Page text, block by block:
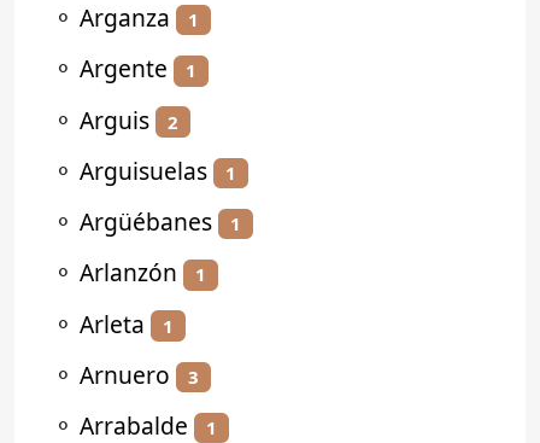
⚬ Arganza 1
⚬ Argente 1
⚬ Arguis 2
⚬ Arguisuelas 1
⚬ Argüébanes 1
⚬ Arlanzón 1
⚬ Arleta 1
⚬ Arnuero 3
⚬ Arrabalde 1